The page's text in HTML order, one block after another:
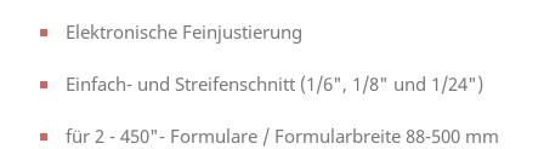
Elektronische Feinjustierung
Einfach- und Streifenschnitt (1/6", 1/8" und 1/24")
für 2 - 450"- Formulare / Formularbreite 88-500 mm